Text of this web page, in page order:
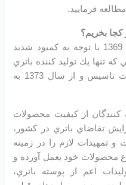
فرمایید.
در سال 1369 با توجه به كمبود شديد
تنها يك توليد كننده باتري
خودرو دولتي در كشور وجود داشت تاسیس و از سال 1373 به
از كيفيت محصولات
تقاضاي باتري در كشور،
تمهيدات لازم را در زمينه
محصولات خود بعمل آورده و
اعم از پوسته باتري،